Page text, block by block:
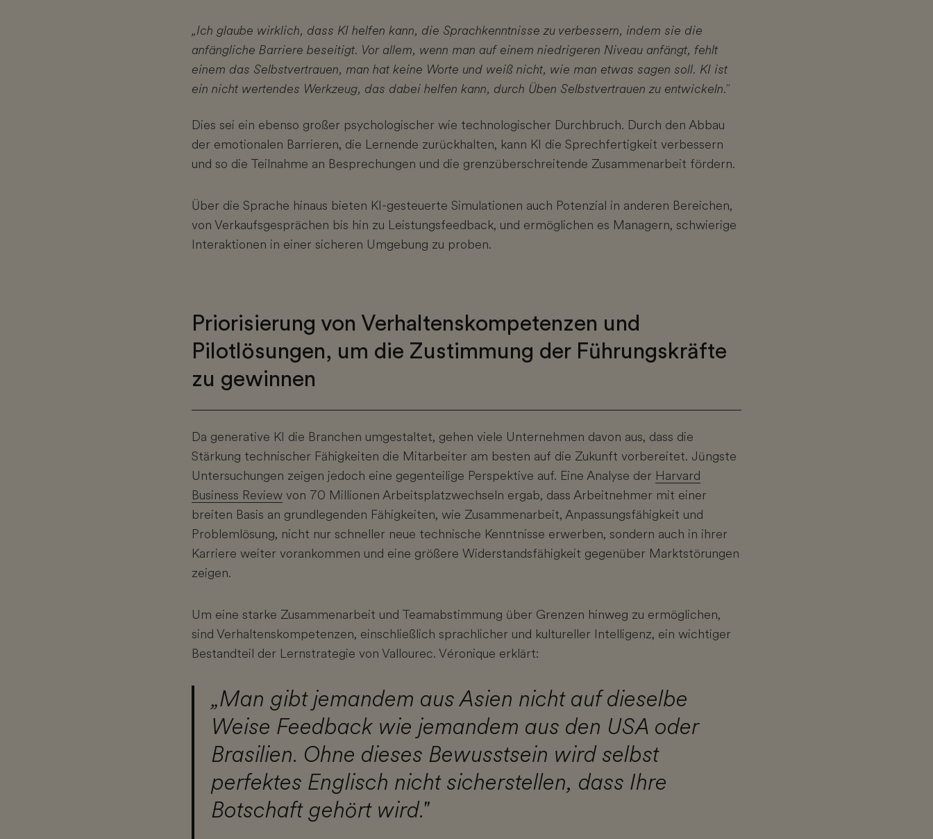
„Ich glaube wirklich, dass KI helfen kann, die Sprachkenntnisse zu verbessern, indem sie die
anfängliche Barriere beseitigt. Vor allem, wenn man auf einem niedrigeren Niveau anfängt, fehlt
einem das Selbstvertrauen, man hat keine Worte und weiß nicht, wie man etwas sagen soll. KI ist
ein nicht wertendes Werkzeug, das dabei helfen kann, durch Üben Selbstvertrauen zu entwickeln."
Dies sei ein ebenso großer psychologischer wie technologischer Durchbruch. Durch den Abbau
der emotionalen Barrieren, die Lernende zurückhalten, kann KI die Sprechfertigkeit verbessern
und so die Teilnahme an Besprechungen und die grenzüberschreitende Zusammenarbeit fördern.
Über die Sprache hinaus bieten KI-gesteuerte Simulationen auch Potenzial in anderen Bereichen,
von Verkaufsgesprächen bis hin zu Leistungsfeedback, und ermöglichen es Managern, schwierige
Interaktionen in einer sicheren Umgebung zu proben.
Priorisierung von Verhaltenskompetenzen und
Pilotlösungen, um die Zustimmung der Führungskräfte
zu gewinnen
Da generative KI die Branchen umgestaltet, gehen viele Unternehmen davon aus, dass die
Stärkung technischer Fähigkeiten die Mitarbeiter am besten auf die Zukunft vorbereitet. Jüngste
Untersuchungen zeigen jedoch eine gegenteilige Perspektive auf. Eine Analyse der Harvard
Business Review von 70 Millionen Arbeitsplatzwechseln ergab, dass Arbeitnehmer mit einer
breiten Basis an grundlegenden Fähigkeiten, wie Zusammenarbeit, Anpassungsfähigkeit und
Problemlösung, nicht nur schneller neue technische Kenntnisse erwerben, sondern auch in ihrer
Karriere weiter vorankommen und eine größere Widerstandsfähigkeit gegenüber Marktstörungen
zeigen.
Um eine starke Zusammenarbeit und Teamabstimmung über Grenzen hinweg zu ermöglichen,
sind Verhaltenskompetenzen, einschließlich sprachlicher und kultureller Intelligenz, ein wichtiger
Bestandteil der Lernstrategie von Vallourec. Véronique erklärt:
„Man gibt jemandem aus Asien nicht auf dieselbe
Weise Feedback wie jemandem aus den USA oder
Brasilien. Ohne dieses Bewusstsein wird selbst
perfektes Englisch nicht sicherstellen, dass Ihre
Botschaft gehört wird."